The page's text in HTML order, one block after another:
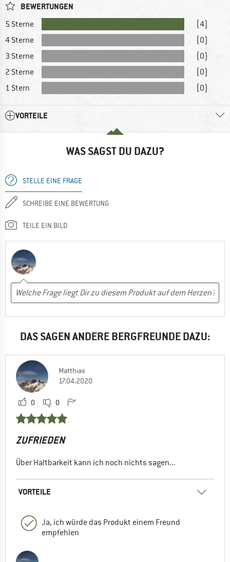
BEWERTUNGEN
5 Sterne
(4)
4 Sterne
(0)
3 Sterne
(0)
2 Sterne
(0)
1 Stern
(0)
VORTEILE
WAS SAGST DU DAZU?
STELLE EINE FRAGE
SCHREIBE EINE BEWERTUNG
TEILE EIN BILD
DAS SAGEN ANDERE BERGFREUNDE DAZU:
Matthias
17.04.2020
0 0
ZUFRIEDEN
Über Haltbarkeit kann ich noch nichts sagen...
VORTEILE
Ja, ich würde das Produkt einem Freund
empfehlen